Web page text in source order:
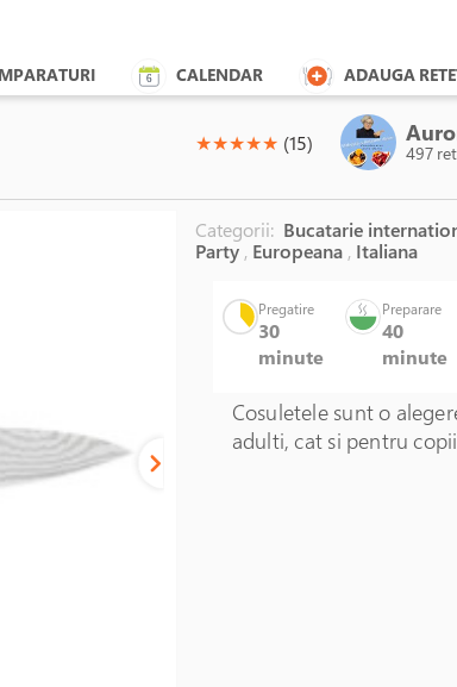
CALENDAR ADAUGA
(*)
★(*)
★(*)
★(*)
★(*)
★ (15) 497
Categorii: Bucatarie
Party , Europeana , Italiana
Pregatire
30
minute
Preparare
40
minute
Cosuletele sunt o
adulti, cat si pentru